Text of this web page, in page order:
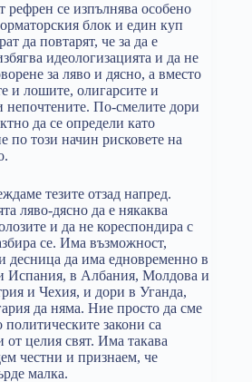
рефрен се изпълнява особено
блок и един куп
да повтарят, че за да е
идеологизацията и да не
за ляво и дясно, а вместо
и лошите, олигарсите и
непочтените. По-смелите дори
да се определи като
по този начин рисковете на
тезите отзад напред.
ляво-дясно да е някаква
и да не кореспондира с
се. Има възможност,
десница да има едновременно в
в Албания, Молдова и
и Чехия, и дори в Уганда,
да няма. Ние просто да сме
закони са
целия свят. Има такава
честни и признаем, че
малка.